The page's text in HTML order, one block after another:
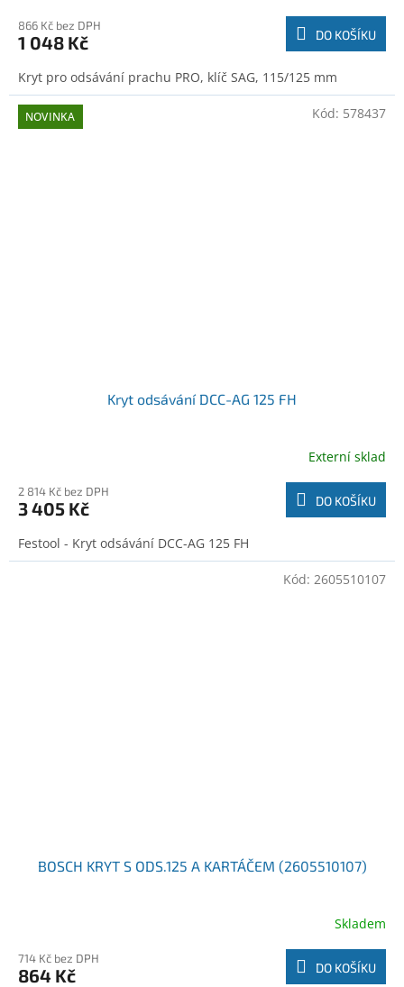
866 Kč bez DPH
1 048 Kč DO KOŠÍKU
Kryt pro odsávání prachu PRO, klíč SAG, 115/125 mm
NOVINKA
Kryt odsávání DCC-AG 125 FH
Externí sklad
2 814 Kč bez DPH
3 405 Kč DO KOŠÍKU
Festool - Kryt odsávání DCC-AG 125 FH
Kód: 578437
BOSCH KRYT S ODS.125 A KARTÁČEM (2605510107)
Skladem
714 Kč bez DPH
864 Kč DO KOŠÍKU
Kód: 2605510107